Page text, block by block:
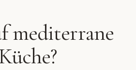
mediterrane